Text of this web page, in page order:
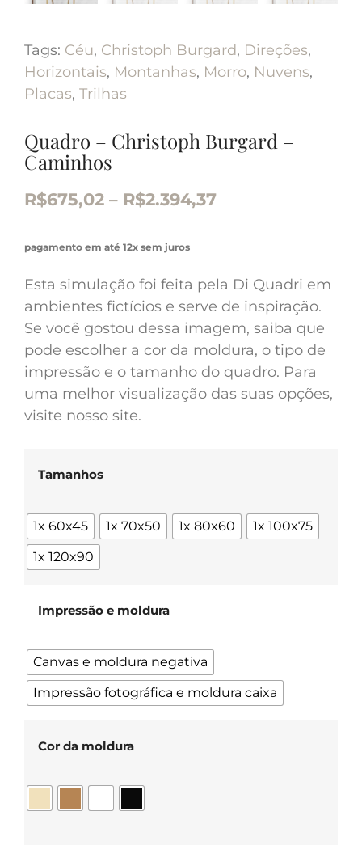
Tags: Céu, Christoph Burgard, Direções,
Horizontais, Montanhas, Morro, Nuvens,
Placas, Trilhas
Quadro – Christoph Burgard –
Caminhos
R$675,02 – R$2.394,37
pagamento em até 12x sem juros
Esta simulação foi feita pela Di Quadri em
ambientes fictícios e serve de inspiração.
Se você gostou dessa imagem, saiba que
pode escolher a cor da moldura, o tipo de
impressão e o tamanho do quadro. Para
uma melhor visualização das suas opções,
visite nosso site.
Tamanhos
1x 60x45 1x 70x50 1x 80x60
1x 100x75
1x 120x90
Impressão e moldura
Canvas e moldura negativa
Impressão fotográfica e moldura caixa
Cor da moldura